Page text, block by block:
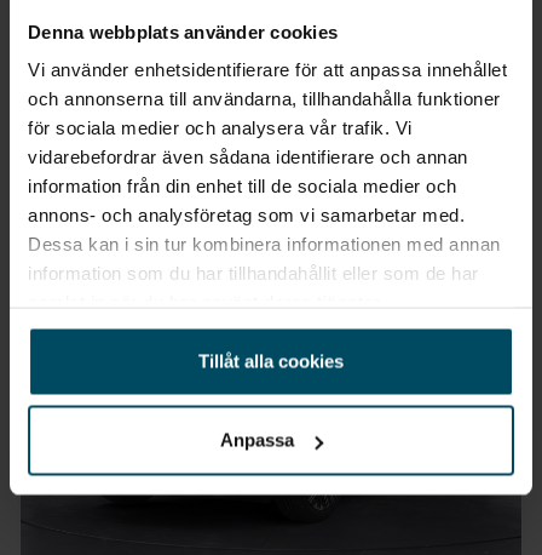
Denna webbplats använder cookies
Vi använder enhetsidentifierare för att anpassa innehållet
och annonserna till användarna, tillhandahålla funktioner
för sociala medier och analysera vår trafik. Vi
vidarebefordrar även sådana identifierare och annan
information från din enhet till de sociala medier och
annons- och analysföretag som vi samarbetar med.
Dessa kan i sin tur kombinera informationen med annan
information som du har tillhandahållit eller som de har
Tillåt alla cookies
Anpassa
Pris
Inkl. moms
398 000 kr
Finansiering
Inkl. moms
4 616 kr/mån
Företagsleasing
3 675 kr/mån
Elbilspremie